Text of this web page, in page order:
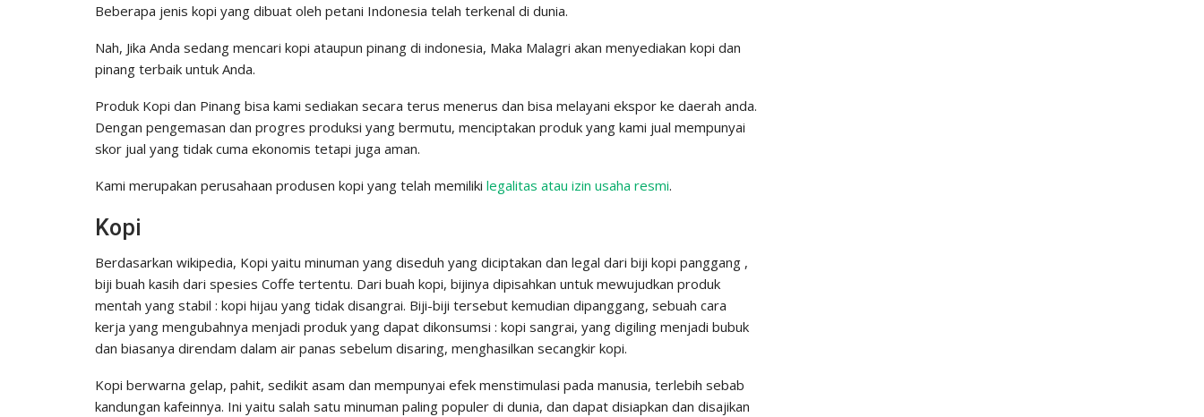
Beberapa jenis kopi yang dibuat oleh petani Indonesia telah terkenal di dunia.
Nah, Jika Anda sedang mencari kopi ataupun pinang di indonesia, Maka Malagri akan menyediakan kopi dan
pinang terbaik untuk Anda.
Produk Kopi dan Pinang bisa kami sediakan secara terus menerus dan bisa melayani ekspor ke daerah anda.
Dengan pengemasan dan progres produksi yang bermutu, menciptakan produk yang kami jual mempunyai
skor jual yang tidak cuma ekonomis tetapi juga aman.
Kami merupakan perusahaan produsen kopi yang telah memiliki legalitas atau izin usaha resmi.
Kopi
Berdasarkan wikipedia, Kopi yaitu minuman yang diseduh yang diciptakan dan legal dari biji kopi panggang ,
biji buah kasih dari spesies Coffe tertentu. Dari buah kopi, bijinya dipisahkan untuk mewujudkan produk
mentah yang stabil : kopi hijau yang tidak disangrai. Biji-biji tersebut kemudian dipanggang, sebuah cara
kerja yang mengubahnya menjadi produk yang dapat dikonsumsi : kopi sangrai, yang digiling menjadi bubuk
dan biasanya direndam dalam air panas sebelum disaring, menghasilkan secangkir kopi.
Kopi berwarna gelap, pahit, sedikit asam dan mempunyai efek menstimulasi pada manusia, terlebih sebab
kandungan kafeinnya. Ini yaitu salah satu minuman paling populer di dunia, dan dapat disiapkan dan disajikan